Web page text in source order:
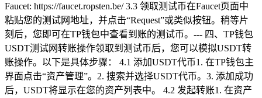
Faucet: https://faucet.ropsten.be/ 3.3 领取测试币在Faucet页面中
粘贴您的测试网地址，并点击“Request”或类似按钮。稍等片
刻后，您即可在TP钱包中查看到账的测试币。--- 四、TP钱包
USDT测试网转账操作领取到测试币后，您可以模拟USDT转
账操作。以下是具体步骤： 4.1 添加USDT代币1. 在TP钱包主
界面点击“资产管理”。2. 搜索并选择USDT代币。3. 添加成功
后，USDT将显示在您的资产列表中。 4.2 发起转账1. 在资产